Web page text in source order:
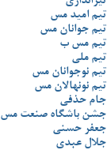
تیم امید مس
تیم جوانان مس
تیم مس ب
تیم ملی
تیم نوجوانان مس
تیم نونهالان مس
جام حذفی
جشن باشگاه صنعت مس
جعفر حسنی
جلال عبدی